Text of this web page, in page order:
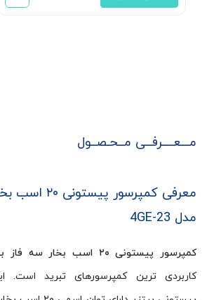
مـــعــــرفــی مــحـصــول
معرفی کمپرسور
مدل 4GE-23
کمپرسور پیستونی ۲۰ اسب بخار سه فاز بیتزر مدل 4GE-23
کاربردی ترین کمپرسورهای تبرید است.